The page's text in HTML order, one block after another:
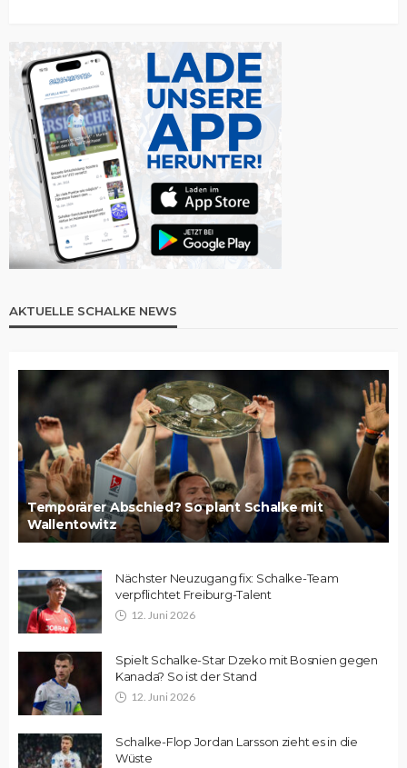
AKTUELLE SCHALKE NEWS
Temporärer Abschied? So plant Schalke mit
Wallentowitz
Nächster Neuzugang fix: Schalke-Team
verpflichtet Freiburg-Talent
12. Juni 2026
Spielt Schalke-Star Dzeko mit Bosnien gegen
Kanada? So ist der Stand
12. Juni 2026
Schalke-Flop Jordan Larsson zieht es in die
Wüste